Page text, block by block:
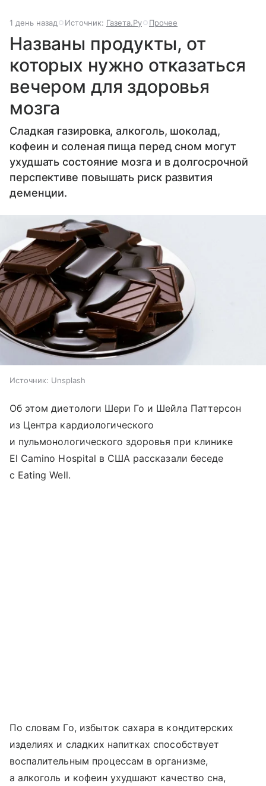
1 день назад Источник: Газета.Ру Прочее
Названы продукты, от
которых нужно отказаться
вечером для здоровья
мозга
Сладкая газировка, алкоголь, шоколад,
кофеин и соленая пища перед сном могут
ухудшать состояние мозга и в долгосрочной
перспективе повышать риск развития
деменции.
Источник: Unsplash
Об этом диетологи Шери Го и Шейла Паттерсон
из Центра кардиологического
и пульмонологического здоровья при клинике
El Camino Hospital в США рассказали беседе
с Eating Well.
По словам Го, избыток сахара в кондитерских
изделиях и сладких напитках способствует
воспалительным процессам в организме,
а алкоголь и кофеин ухудшают качество сна,